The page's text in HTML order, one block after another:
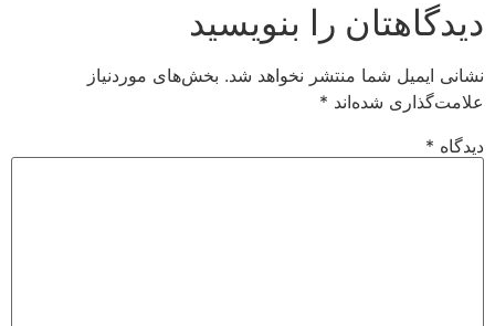
دیدگاهتان را بنویسید
نشانی ایمیل شما منتشر نخواهد شد. بخش‌های موردنیاز
علامت‌گذاری شده‌اند *
دیدگاه *